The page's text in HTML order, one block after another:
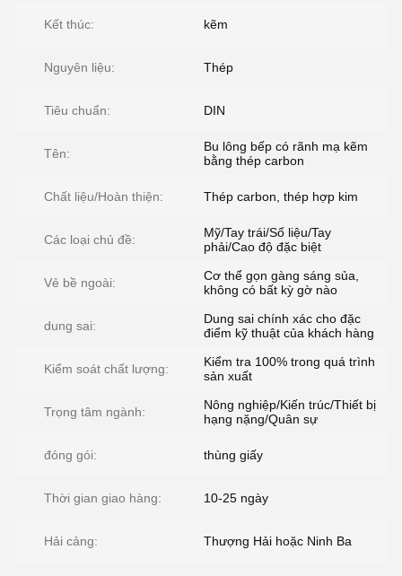
Kết thúc: kẽm
Nguyên liệu: Thép
Tiêu chuẩn: DIN
Tên:
Bu lông bếp có rãnh mạ kẽm
bằng thép carbon
Chất liệu/Hoàn thiện: Thép carbon, thép hợp kim
Các loại chủ đề:
Mỹ/Tay trái/Số liệu/Tay
phải/Cao độ đặc biệt
Vẻ bề ngoài:
Cơ thể gọn gàng sáng sủa,
không có bất kỳ gờ nào
dung sai:
Dung sai chính xác cho đặc
điểm kỹ thuật của khách hàng
Kiểm soát chất lượng:
Kiểm tra 100% trong quá trình
sản xuất
Trọng tâm ngành:
Nông nghiệp/Kiến trúc/Thiết bị
hạng nặng/Quân sự
đóng gói: thùng giấy
Thời gian giao hàng: 10-25 ngày
Hải cảng: Thượng Hải hoặc Ninh Ba